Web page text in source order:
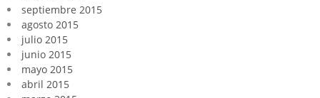
septiembre 2015
agosto 2015
julio 2015
junio 2015
mayo 2015
abril 2015